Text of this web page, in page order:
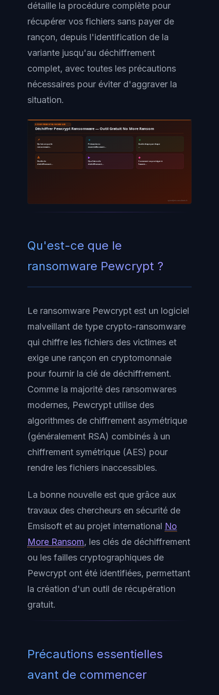
détaille la procédure complète pour
récupérer vos fichiers sans payer de
rançon, depuis l'identification de la
variante jusqu'au déchiffrement
complet, avec toutes les précautions
nécessaires pour éviter d'aggraver la
situation.
DÉCHIFFREMENT RANSOMWARE
Déchiffrer Pewcrypt Ransomware — Outil Gratuit No More Ransom
📌
Qu'est-ce que le
ransomware…
🔹
Précautions
essentielles avant…
🔸
Guide étape par étape
🔺
Outils de
déchiffrement…
▶
Que faire si le
déchiffrement…
◆
Comment se protéger à
l'avenir…
ayinedjimi-consultants.fr
Qu'est-ce que le
ransomware Pewcrypt ?
Le ransomware Pewcrypt est un logiciel
malveillant de type crypto-ransomware
qui chiffre les fichiers des victimes et
exige une rançon en cryptomonnaie
pour fournir la clé de déchiffrement.
Comme la majorité des ransomwares
modernes, Pewcrypt utilise des
algorithmes de chiffrement asymétrique
(généralement RSA) combinés à un
chiffrement symétrique (AES) pour
rendre les fichiers inaccessibles.
La bonne nouvelle est que grâce aux
travaux des chercheurs en sécurité de
Emsisoft et au projet international No
More Ransom, les clés de déchiffrement
ou les failles cryptographiques de
Pewcrypt ont été identifiées, permettant
la création d'un outil de récupération
gratuit.
Précautions essentielles
avant de commencer